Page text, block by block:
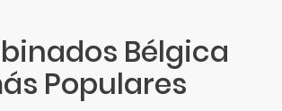
Bélgica
Populares